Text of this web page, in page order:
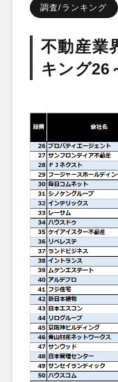
調査/ランキング
不動産業
キング26